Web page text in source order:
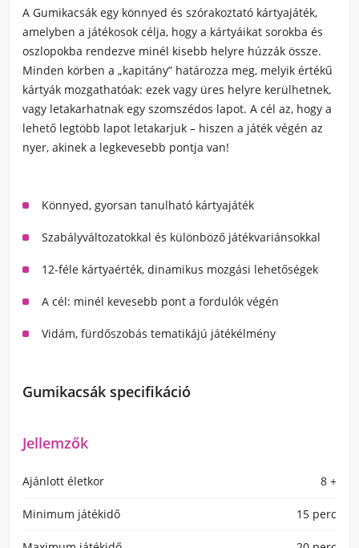
A Gumikacsák egy könnyed és szórakoztató kártyajáték,
amelyben a játékosok célja, hogy a kártyáikat sorokba és
oszlopokba rendezve minél kisebb helyre húzzák össze.
Minden körben a „kapitány” határozza meg, melyik értékű
kártyák mozgathatóak: ezek vagy üres helyre kerülhetnek,
vagy letakarhatnak egy szomszédos lapot. A cél az, hogy a
lehető legtöbb lapot letakarjuk – hiszen a játék végén az
nyer, akinek a legkevesebb pontja van!
Könnyed, gyorsan tanulható kártyajáték
Szabályváltozatokkal és különböző játékvariánsokkal
12-féle kártyaérték, dinamikus mozgási lehetőségek
A cél: minél kevesebb pont a fordulók végén
Vidám, fürdőszobás tematikájú játékélmény
Gumikacsák specifikáció
Jellemzők
Ajánlott életkor 8 +
Minimum játékidő 15 perc